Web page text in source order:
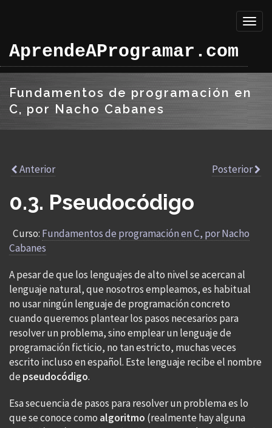
AprendeAProgramar.com
Fundamentos de programación en
C, por Nacho Cabanes
Anterior Posterior
0.3. Pseudocódigo
Curso: Fundamentos de programación en C, por Nacho
Cabanes
A pesar de que los lenguajes de alto nivel se acercan al
lenguaje natural, que nosotros empleamos, es habitual
no usar ningún lenguaje de programación concreto
cuando queremos plantear los pasos necesarios para
resolver un problema, sino emplear un lenguaje de
programación ficticio, no tan estricto, muchas veces
escrito incluso en español. Este lenguaje recibe el nombre
depseudocódigo.
Esa secuencia de pasos para resolver un problema es lo
que se conoce como algoritmo (realmente hay alguna